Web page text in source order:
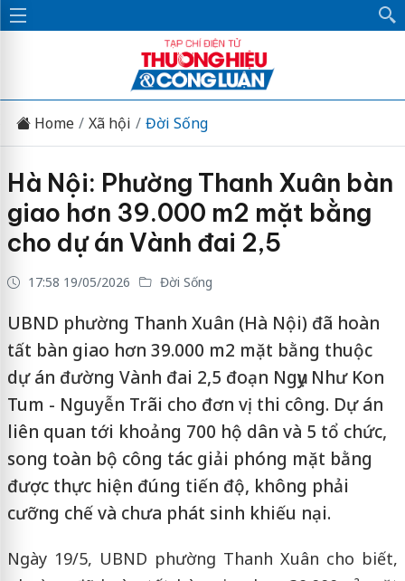
Home Xã hội Đời Sống
Hà Nội: Phường Thanh Xuân bàn
giao hơn 39.000 m2 mặt bằng
cho dự án Vành đai 2,5
17:58 19/05/2026 Đời Sống
UBND phường Thanh Xuân (Hà Nội) đã hoàn
tất bàn giao hơn 39.000 m2 mặt bằng thuộc
dự án đường Vành đai 2,5 đoạn Ngụy Như Kon
Tum - Nguyễn Trãi cho đơn vị thi công. Dự án
liên quan tới khoảng 700 hộ dân và 5 tổ chức,
song toàn bộ công tác giải phóng mặt bằng
được thực hiện đúng tiến độ, không phải
cưỡng chế và chưa phát sinh khiếu nại.
Ngày 19/5, UBND phường Thanh Xuân cho biết,